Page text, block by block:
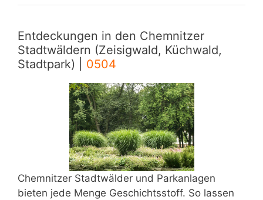
Entdeckungen in den Chemnitzer
Stadtwäldern (Zeisigwald, Küchwald,
Stadtpark) | 0504
Chemnitzer Stadtwälder und Parkanlagen
bieten jede Menge Geschichtsstoff. So lassen